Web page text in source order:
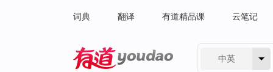
词典 翻译 有道精品课 云笔记
中英